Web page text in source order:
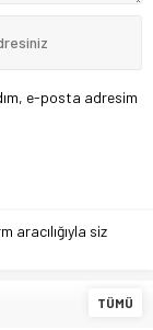
e-posta adresim
aracılığıyla siz
TÜMÜ